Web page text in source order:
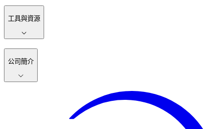
工具與資源
公司簡介